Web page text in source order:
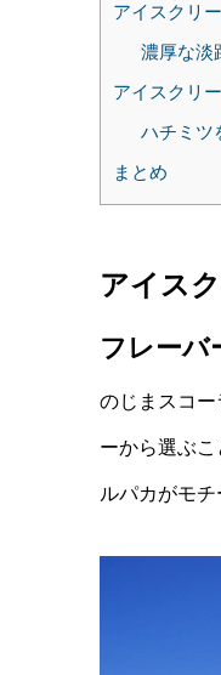
アイスクリ
濃厚な淡
アイスクリ
ハチミツ
まとめ
アイス
フレーバ
のじまスコ
ーから選ぶ
ルパカがモ